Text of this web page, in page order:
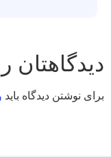
دیدگاهتان
برای نوشتن دیدگاه باید